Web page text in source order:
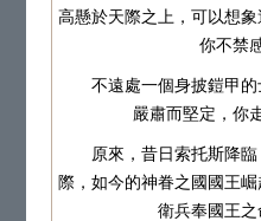
高懸於天際之上，可以想
你不禁
不遠處一個身披鎧甲
嚴肅而堅定，你
原來，昔日索托斯降
際，如今的神眷之國國王崛
衛兵奉國王之